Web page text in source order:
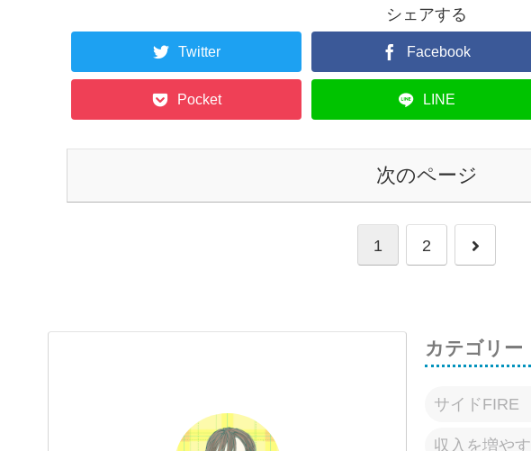
シェアする
Twitter Facebook
Pocket LINE
次のページ
1 2 次
カテゴリー
サイドFIRE
収入を増やす